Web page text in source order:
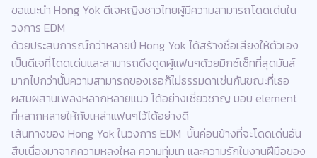
ขอแนะนำ Hong Yok ดีเจหญิงชาวไทยผู้มีความสามารถโดดเด่นใน
วงการ EDM
ด้วยประสบการณ์กว่าหลายปี Hong Yok ได้สร้างชื่อเสียงให้ตัวเอง
เป็นดีเจที่โดดเด่นและสามารถดึงดูดผู้แฟนๆด้วยมิกซ์เซ็ทที่สุดมันส์
มากไปกว่านั้นความสามารถของเธอก็ไม่ธรรมดาเช่นกันขณะที่เธอ
ผสมผสานเพลงหลากหลายแนว ได้อย่างเชี่ยวชาญ มอบ element
ที่หลากหลายให้กับเหล่าแฟนๆไว้ได้อย่างดี
เส้นทางของ Hong Yok ในวงการ EDM นั้นค่อนข้างที่จะโดดเด่นอัน
สืบเนื่องมาจากความหลงใหล ความทุ่มเท และความรักในงานฝีมือของ